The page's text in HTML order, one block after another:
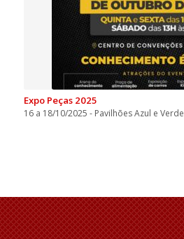
Expo Peças 2025
16 a 18/10/2025 - Pavilhões Azul e Verde